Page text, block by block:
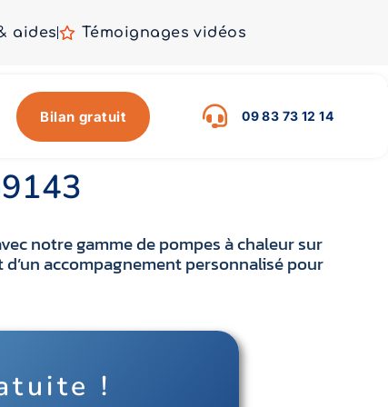
aides Témoignages vidéos
Bilan gratuit 09 83 73 12 14
notre gamme de pompes à chaleur sur
d’un accompagnement personnalisé pour
!